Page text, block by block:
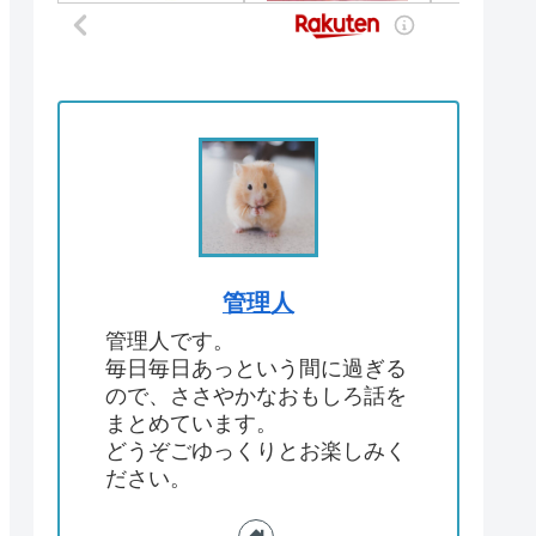
管理人
管理人です。
毎日毎日あっという間に過ぎる
ので、ささやかなおもしろ話を
まとめています。
どうぞごゆっくりとお楽しみく
ださい。